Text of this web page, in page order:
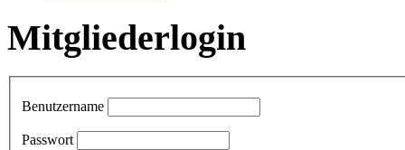
Mitgliederlogin
Benutzername
Passwort